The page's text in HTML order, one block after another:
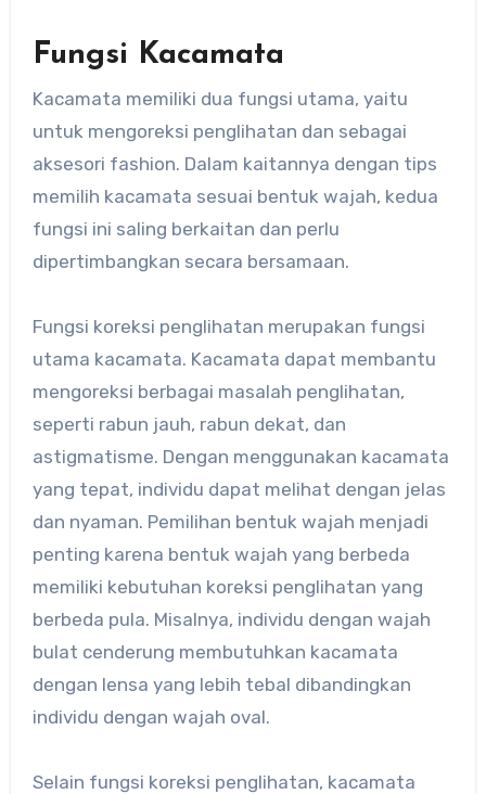
Fungsi Kacamata
Kacamata memiliki dua fungsi utama, yaitu
untuk mengoreksi penglihatan dan sebagai
aksesori fashion. Dalam kaitannya dengan tips
memilih kacamata sesuai bentuk wajah, kedua
fungsi ini saling berkaitan dan perlu
dipertimbangkan secara bersamaan.
Fungsi koreksi penglihatan merupakan fungsi
utama kacamata. Kacamata dapat membantu
mengoreksi berbagai masalah penglihatan,
seperti rabun jauh, rabun dekat, dan
astigmatisme. Dengan menggunakan kacamata
yang tepat, individu dapat melihat dengan jelas
dan nyaman. Pemilihan bentuk wajah menjadi
penting karena bentuk wajah yang berbeda
memiliki kebutuhan koreksi penglihatan yang
berbeda pula. Misalnya, individu dengan wajah
bulat cenderung membutuhkan kacamata
dengan lensa yang lebih tebal dibandingkan
individu dengan wajah oval.
Selain fungsi koreksi penglihatan, kacamata